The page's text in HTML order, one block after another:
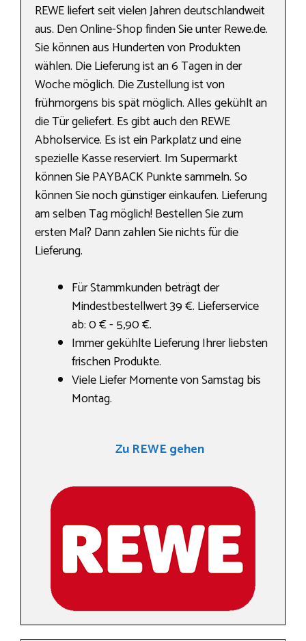
REWE liefert seit vielen Jahren deutschlandweit
aus. Den Online-Shop finden Sie unter Rewe.de.
Sie können aus Hunderten von Produkten
wählen. Die Lieferung ist an 6 Tagen in der
Woche möglich. Die Zustellung ist von
frühmorgens bis spät möglich. Alles gekühlt an
die Tür geliefert. Es gibt auch den REWE
Abholservice. Es ist ein Parkplatz und eine
spezielle Kasse reserviert. Im Supermarkt
können Sie PAYBACK Punkte sammeln. So
können Sie noch günstiger einkaufen. Lieferung
am selben Tag möglich! Bestellen Sie zum
ersten Mal? Dann zahlen Sie nichts für die
Lieferung.
Für Stammkunden beträgt der
Mindestbestellwert 39 €. Lieferservice
ab: 0 € - 5,90 €.
Immer gekühlte Lieferung Ihrer liebsten
frischen Produkte.
Viele Liefer Momente von Samstag bis
Montag.
Zu REWE gehen